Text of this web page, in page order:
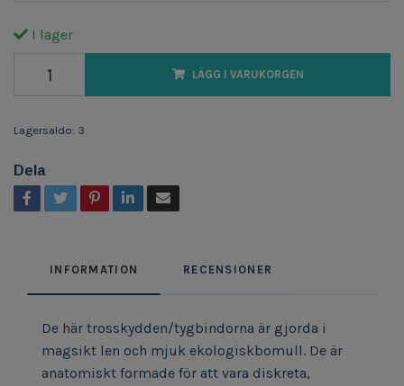
I lager
LÄGG I VARUKORGEN
Lagersaldo: 3
Dela
INFORMATION RECENSIONER
De här trosskydden/tygbindorna är gjorda i
magsikt len och mjuk ekologiskbomull. De är
anatomiskt formade för att vara diskreta,